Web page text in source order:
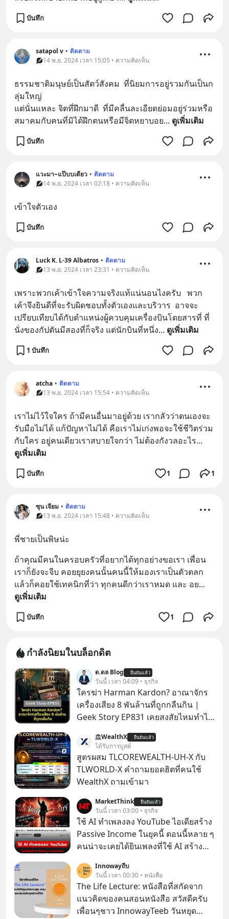
บันทึก
satapol​ v • ติดตาม
14 พ.ย. 2024 เวลา 15:05 • ความคิดเห็น
ธรรมชาติมนุษย์เป็นสัตว์สังคม​  ที่นิยมการอยู่รวมกันเป็นก
ลุ่มใหญ่​
แต่นั่นแหละ​ จิตที่ฝึกมาดี  ที่มีคลื่นละเอียดย่อมอยู่ร่วมหรือ
สมาคมกับคนที่มิได้ฝึกตนหรือมีจิตหยาบ​อย... ดูเพิ่มเติม
บันทึก
แวะมา~แป๊บบเดียว • ติดตาม
14 พ.ย. 2024 เวลา 02:18 • ความคิดเห็น
เข้าใจตัวเอง
บันทึก
Luck K. L-39 Albatros • ติดตาม
13 พ.ย. 2024 เวลา 23:31 • ความคิดเห็น
เพราะพวกเค้าเข้าใจความจริงแท้แน่นอนไงครับ   พวก
เค้าจึงยินดีที่จะรับผิดชอบทั้งตัวเองและบริวาร  อาจจะ
เปรียบเทียบได้กับตำแหน่งผู้ควบคุมเครื่องบินโดยสารที่ ที่
นั่งของกัปตันมีสองที่ก็จริง แต่นักบินที่หนึ่ง... ดูเพิ่มเติม
1 บันทึก
atcha • ติดตาม
13 พ.ย. 2024 เวลา 15:54 • ความคิดเห็น
เราไม่ไว้ใจใคร ถ้ามีคนอื่นมาอยู่ด้วย เรากลัวว่าตนเองจะ
รับมือไม่ได้ แก้ปัญหาไม่ได้ คือเราไม่เก่งพอจะใช้ชีวิตร่วม
กับใคร อยู่คนเดียวเราสบายใจกว่า ไม่ต้องกังวลอะไร...
ดูเพิ่มเติม
บันทึก 1 1
ซุน เจียม • ติดตาม
13 พ.ย. 2024 เวลา 15:48 • ความคิดเห็น
พี่ชายเป็นพิษน่ะ
ถ้าคุณมีคนในครอบครัวที่อยากได้ทุกอย่างขอเรา เพื่อน
เราก็ยังจะจีบ คอยยุยงคนนั้นคนนี้ให้มองเราเป็นตัวตลก
แล้วก็คอยใช้เทคนิกที่ว่า ทุกคนดีกว่าเราหมด และ อย...
ดูเพิ่มเติม
บันทึก 1
กำลังนิยมในบล็อกดิต
ด.ดล Blog ยืนยันแล้ว
วันนี้ เวลา 04:09 • ธุรกิจ
ใครฆ่า Harman Kardon? อาณาจักร
เครื่องเสียง 8 พันล้านที่ถูกกลืนกิน |
Geek Story EP831 เคยสงสัยไหมทำไม
กล่องมือถือ? หรือลำโพง JBL ถึงวางขาย
เกลื่อนตามห้างทั่วไป? ทั้งที่จริง ๆ แล้ว
ชื่อเหล่านี้คือ “ตำนาน” ระดับเทพที่นัก
เล่นเครื่องเสียงยุคก่อนยอมจ่ายเงินหลัก
แมสนี้ มีโศกนาฏกรรมของโลกธุรกิจ
ซ่อนอยู่ อาณาจักรเครื่องเสียงที่ยิ่งใหญ่
ที่สุดบนโลก ถูกกว้านซื้อไปด้วยมูลค่า 8
พันล้านดอลลาร์โดย Samsung และสิ่ง
ที่เจ็บปวดที่สุดคือ ยักษ์ใหญ่จาก
เกาหลีใต้ไม่ได้ซื้อเพราะหลงใหลใน
เสียงเพลง แต่ซื้อเพื่อเป็นทางลัดเอา
เทคโนโลยีไปใส่ในหน้าปัดรถยนต์
อัจฉริยะ จากจุดสูงสุดของศิลปะแห่ง
เสียงดนตรี ทำไมถึงจบลงด้วยการเป็น
WealthX ยืนยันแล้ว
ได้รับการบูสต์
สูตรผสม TLCOREWEALTH-UH-X กับ
TLWORLD-X คำถามยอดฮิตที่คนใช้
WealthX ถามเข้ามา
MarketThink ยืนยันแล้ว
วันนี้ เวลา 03:00 • ธุรกิจ
ใช้ AI ทำเพลงลง YouTube ไอเดียสร้าง
Passive Income ในยุคนี้ ตอนนี้หลาย ๆ
คนน่าจะเคยได้ยินเพลงที่ใช้ AI สร้าง
รู้ตัวเรา” จากช่องชื่อว่า UNHEARD
MUSIC ที่ตอนนี้มียอดรับชมกว่า 26
ล้านครั้งแล้ว
Innowayถีบ
วันนี้ เวลา 00:30 • หนังสือ
The Life Lecture: หนังสือที่สกัดจาก
แนวคิดของคนสอนหนังสือ สวัสดีครับ
เพื่อนๆชาว InnowayTeeb วันหยุด